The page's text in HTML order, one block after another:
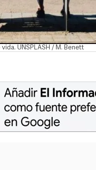
UNSPLASH / M. Benett